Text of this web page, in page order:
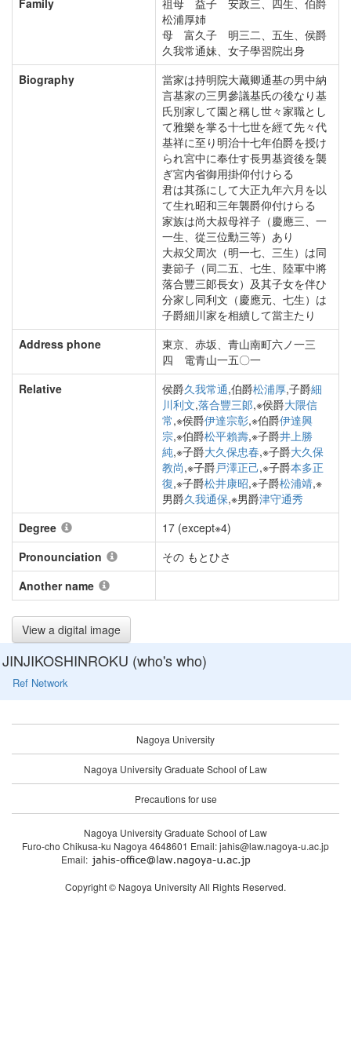
Family
祖母 益子 安政三、四生、伯爵
松浦厚姉
母 富久子 明三二、五生、侯爵
久我常通妹、女子學習院出身
Biography
當家は持明院大藏卿通基の男中納
言基家の三男參議基氏の後なり基
氏別家して園と稱し世々家職とし
て雅樂を掌る十七世を經て先々代
基祥に至り明治十七年伯爵を授け
られ宮中に奉仕す長男基資後を襲
ぎ宮内省御用掛仰付けらる
君は其孫にして大正九年六月を以
て生れ昭和三年襲爵仰付けらる
家族は尚大叔母祥子（慶應三、一
一生、從三位勳三等）あり
大叔父周次（明一七、三生）は同
妻節子（同二五、七生、陸軍中將
落合豐三郞長女）及其子女を伴ひ
分家し同利文（慶應元、七生）は
子爵細川家を相續して當主たり
Address phone
東京、赤坂、青山南町六ノ一三
四 電青山一五〇一
Relative
侯爵久我常通,伯爵松浦厚,子爵細
川利文,落合豐三郞,※侯爵大隈信
常,※侯爵伊達宗彰,※伯爵伊達興
宗,※伯爵松平賴壽,※子爵井上勝
純,※子爵大久保忠春,※子爵大久保
教尚,※子爵戸澤正己,※子爵本多正
復,※子爵松井康昭,※子爵松浦靖,※
男爵久我通保,※男爵津守通秀
Degree
17 (except※4)
Pronounciation
その もとひさ
Another name
View a digital image
JINJIKOSHINROKU (who's who)
Ref Network
Nagoya University
Nagoya University Graduate School of Law
Precautions for use
Nagoya University Graduate School of Law
Furo-cho Chikusa-ku Nagoya 4648601 Email: jahis@law.nagoya-u.ac.jp
Email:
Copyright © Nagoya University All Rights Reserved.